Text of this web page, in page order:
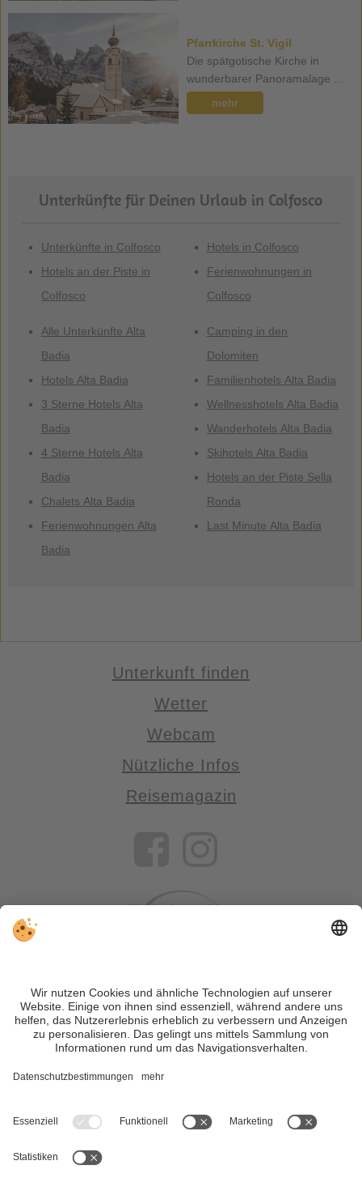
Pfarrkirche St. Vigil
Die spätgotische Kirche in
wunderbarer Panoramalage ...
mehr
Unterkünfte für Deinen Urlaub in Colfosco
Unterkünfte in Colfosco
Hotels an der Piste in
Colfosco
Hotels in Colfosco
Ferienwohnungen in
Colfosco
Alle Unterkünfte Alta
Badia
Hotels Alta Badia
3 Sterne Hotels Alta
Badia
4 Sterne Hotels Alta
Badia
Chalets Alta Badia
Ferienwohnungen Alta
Badia
Camping in den
Dolomiten
Familienhotels Alta Badia
Wellnesshotels Alta Badia
Wanderhotels Alta Badia
Skihotels Alta Badia
Hotels an der Piste Sella
Ronda
Last Minute Alta Badia
Unterkunft finden
Wetter
Webcam
Nützliche Infos
Reisemagazin
besuchen, sondern wirklich erleben wollen – inklusive Tipps,
tollen Unterkünften und Angeboten.
Trotz genauer Arbeit und ständigem Aktualisieren der Inhalte,
die Richtigkeit und Vollständigkeit aller Informationen.
Veranstalter vor Ort über die aktuellen Bedingungen.
Sitemap|Impressum